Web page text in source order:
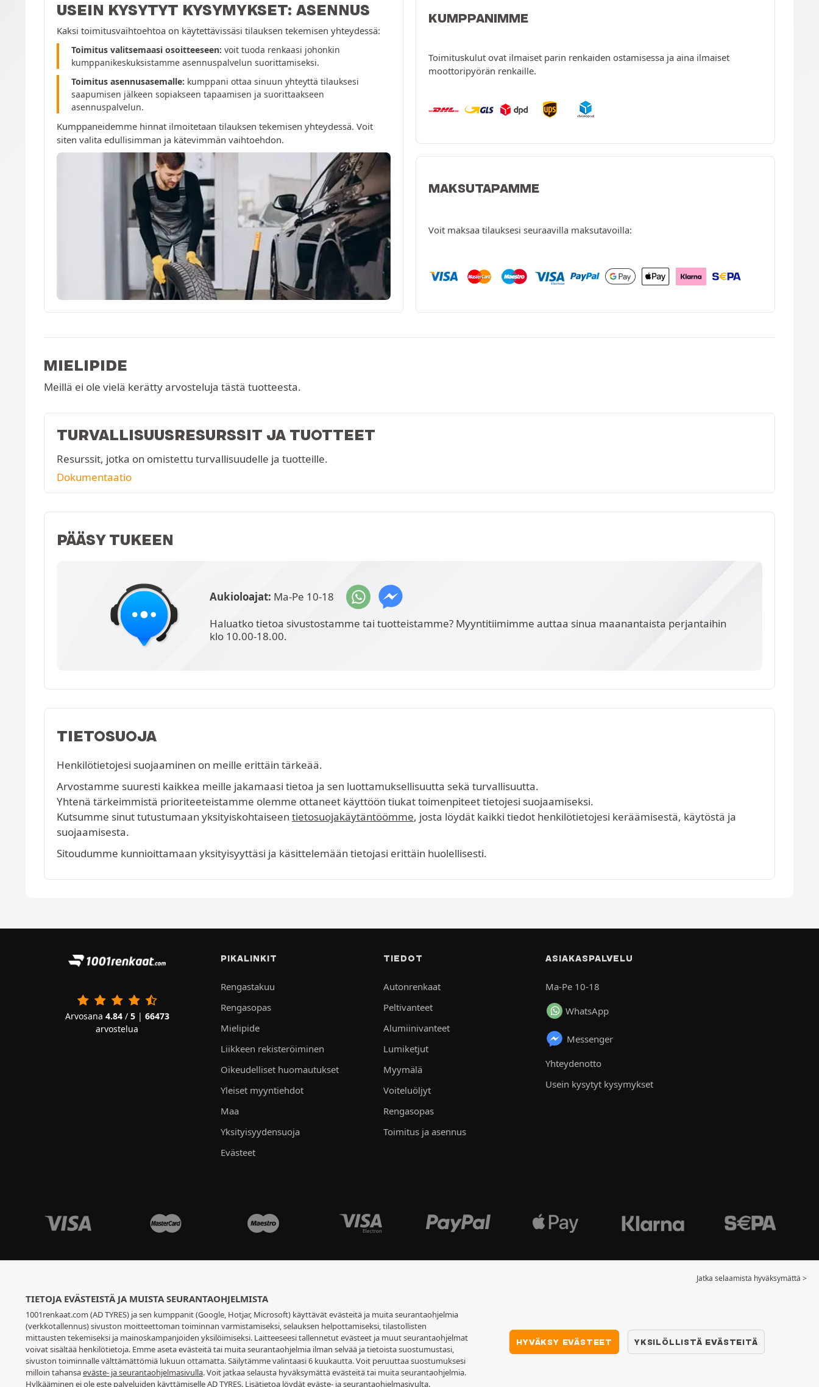
USEIN KYSYTYT KYSYMYKSET: ASENNUS
Kaksi toimitusvaihtoehtoa on käytettävissäsi tilauksen tekemisen yhteydessä:
Toimitus valitsemaasi osoitteeseen: voit tuoda renkaasi johonkin
kumppanikeskuksistamme asennuspalvelun suorittamiseksi.
Toimitus asennusasemalle: kumppani ottaa sinuun yhteyttä tilauksesi
saapumisen jälkeen sopiakseen tapaamisen ja suorittaakseen
asennuspalvelun.
Kumppaneidemme hinnat ilmoitetaan tilauksen tekemisen yhteydessä. Voit
siten valita edullisimman ja kätevimmän vaihtoehdon.
KUMPPANIMME
Toimituskulut ovat ilmaiset parin renkaiden ostamisessa ja aina ilmaiset
moottoripyörän renkaille.
MAKSUTAPAMME
Voit maksaa tilauksesi seuraavilla maksutavoilla:
MIELIPIDE
Meillä ei ole vielä kerätty arvosteluja tästä tuotteesta.
TURVALLISUUSRESURSSIT JA TUOTTEET
Resurssit, jotka on omistettu turvallisuudelle ja tuotteille.
Dokumentaatio
PÄÄSY TUKEEN
Aukioloajat: Ma-Pe 10-18
Haluatko tietoa sivustostamme tai tuotteistamme? Myyntitiimimme auttaa sinua maanantaista perjantaihin
klo 10.00-18.00.
TIETOSUOJA
Henkilötietojesi suojaaminen on meille erittäin tärkeää.
Arvostamme suuresti kaikkea meille jakamaasi tietoa ja sen luottamuksellisuutta sekä turvallisuutta.
Yhtenä tärkeimmistä prioriteeteistamme olemme ottaneet käyttöön tiukat toimenpiteet tietojesi suojaamiseksi.
Kutsumme sinut tutustumaan yksityiskohtaiseen tietosuojakäytäntöömme, josta löydät kaikki tiedot henkilötietojesi keräämisestä, käytöstä ja
suojaamisesta.
Sitoudumme kunnioittamaan yksityisyyttäsi ja käsittelemään tietojasi erittäin huolellisesti.
Arvosana 4.84/ 5| 66473
arvostelua
PIKALINKIT
Rengastakuu
Rengasopas
Mielipide
Liikkeen rekisteröiminen
Oikeudelliset huomautukset
Yleiset myyntiehdot
Maa
Yksityisyydensuoja
Evästeet
TIEDOT
Autonrenkaat
Peltivanteet
Alumiinivanteet
Lumiketjut
Myymälä
Voiteluöljyt
Rengasopas
Toimitus ja asennus
ASIAKASPALVELU
Ma-Pe 10-18
WhatsApp
Messenger
Yhteydenotto
Usein kysytyt kysymykset
Jatka selaamista hyväksymättä >
TIETOJA EVÄSTEISTÄ JA MUISTA SEURANTAOHJELMISTA
1001renkaat.com (AD TYRES) ja sen kumppanit (Google, Hotjar, Microsoft) käyttävät evästeitä ja muita seurantaohjelmia
(verkkotallennus) sivuston moitteettoman toiminnan varmistamiseksi, selauksen helpottamiseksi, tilastollisten
mittausten tekemiseksi ja mainoskampanjoiden yksilöimiseksi. Laitteeseesi tallennetut evästeet ja muut seurantaohjelmat
voivat sisältää henkilötietoja. Emme aseta evästeitä tai muita seurantaohjelmia ilman selvää ja tietoista suostumustasi,
sivuston toiminnalle välttämättömiä lukuun ottamatta. Säilytämme valintaasi 6 kuukautta. Voit peruuttaa suostumuksesi
milloin tahansaeväste- ja seurantaohjelmasivulla. Voit jatkaa selausta hyväksymättä evästeitä tai muita seurantaohjelmia.
Hylkääminen ei ole este palveluiden käyttämiselle AD TYRES. Lisätietoa löydäteväste- ja seurantaohjelmasivulta.
HYVÄKSY EVÄSTEET YKSILÖLLISTÄ EVÄSTEITÄ